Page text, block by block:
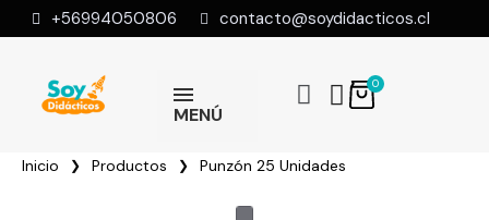
+56994050806 contacto@soydidacticos.cl
MENÚ
Inicio Productos Punzón 25 Unidades